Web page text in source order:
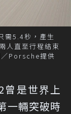
需5.4秒，產生
人直至行程結束
／Porsche提供
曾是世界上
一輛突破時